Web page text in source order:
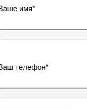
имя*
телефон*
ПТИЧНИКИ
АИРП 80 С6